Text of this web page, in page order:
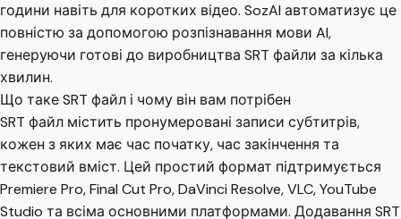
години навіть для коротких відео. SozAI автоматизує це
повністю за допомогою розпізнавання мови AI,
генеруючи готові до виробництва SRT файли за кілька
хвилин.
Що таке SRT файл і чому він вам потрібен
SRT файл містить пронумеровані записи субтитрів,
кожен з яких має час початку, час закінчення та
текстовий вміст. Цей простий формат підтримується
Premiere Pro, Final Cut Pro, DaVinci Resolve, VLC, YouTube
Studio та всіма основними платформами. Додавання SRT